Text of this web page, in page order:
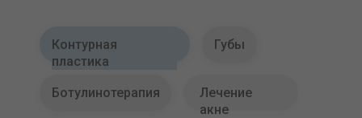
Контурная
пластика
Губы
Ботулинотерапия
Лечение
акне